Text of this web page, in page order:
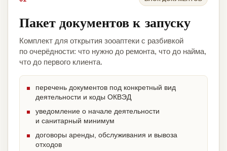
Пакет документов к запуску
Комплект для открытия зооаптеки с разбивкой
по очерёдности: что нужно до ремонта, что до найма,
что до первого клиента.
перечень документов под конкретный вид
деятельности и коды ОКВЭД
уведомление о начале деятельности
и санитарный минимум
договоры аренды, обслуживания и вывоза
отходов